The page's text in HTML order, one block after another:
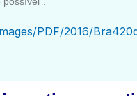
PDF/2016/